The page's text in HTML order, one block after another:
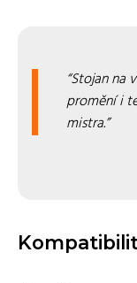
Stojan na
promění i
mistra.